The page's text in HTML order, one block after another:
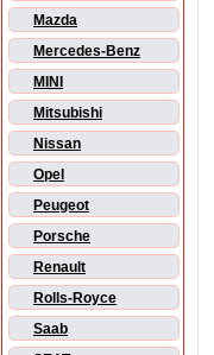
Mazda
Mercedes-Benz
MINI
Mitsubishi
Nissan
Opel
Peugeot
Porsche
Renault
Rolls-Royce
Saab